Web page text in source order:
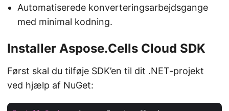
Automatiserede konverteringsarbejdsgange
med minimal kodning.
Installer Aspose.Cells Cloud SDK
Først skal du tilføje SDK’en til dit .NET-projekt
ved hjælp af NuGet: